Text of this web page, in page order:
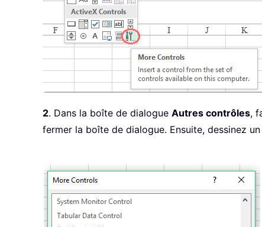
2. Dans la boîte de dialogue Autres contrôles,
fermer la boîte de dialogue. Ensuite, dessinez